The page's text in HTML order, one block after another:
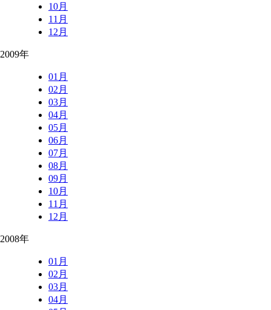
10月
11月
12月
2009年
01月
02月
03月
04月
05月
06月
07月
08月
09月
10月
11月
12月
2008年
01月
02月
03月
04月